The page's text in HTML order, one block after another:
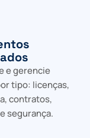
e gerencie
tipo: licenças,
contratos,
segurança.